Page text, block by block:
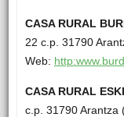
CASA RURAL
22 c.p. 31790
Web:
CASA RURAL
c.p. 31790 Arantza